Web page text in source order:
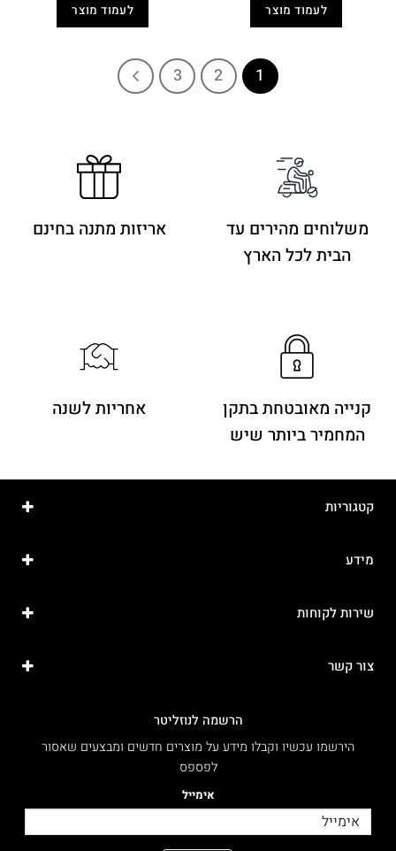
180.00 ₪.
לעמוד מוצר 280.00 ₪.
לעמוד מוצר
1
2
3
משלוחים מהירים עד
הבית לכל הארץ
אריזות מתנה בחינם
קנייה מאובטחת בתקן
המחמיר ביותר שיש
אחריות לשנה
קטגוריות
מידע
שירות לקוחות
צור קשר
הרשמה לנוזליטר
הירשמו עכשיו וקבלו מידע על מוצרים חדשים ומבצעים שאסור
לפספס
אימייל